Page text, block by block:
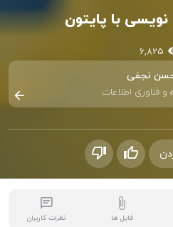
نویسی با پایتون
6,825
نجفی
و فناوری اطلاعات
فایل ها نظرات کاربران